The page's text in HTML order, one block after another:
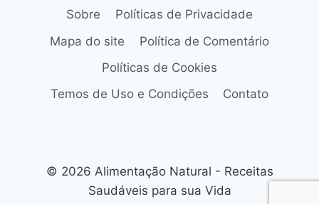
Sobre
Políticas de Privacidade
Mapa do site
Política de Comentário
Políticas de Cookies
Temos de Uso e Condições
Contato
© 2026 Alimentação Natural - Receitas
Saudáveis para sua Vida